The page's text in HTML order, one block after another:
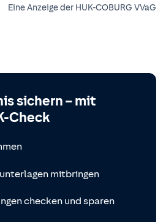
Eine Anzeige der HUK-COBURG VVaG
sichern – mit
Check
mitbringen
checken und sparen